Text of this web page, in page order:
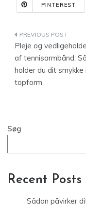
PINTEREST
Pleje og
af tennisarmbånd:
holder du dit smykke i
topform
Søg
Recent Posts
Sådan påvirker